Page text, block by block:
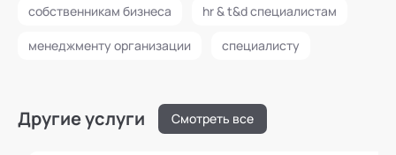
собственникам бизнеса hr & t&d специалистам
менеджменту организации специалисту
Другие услуги Смотреть все